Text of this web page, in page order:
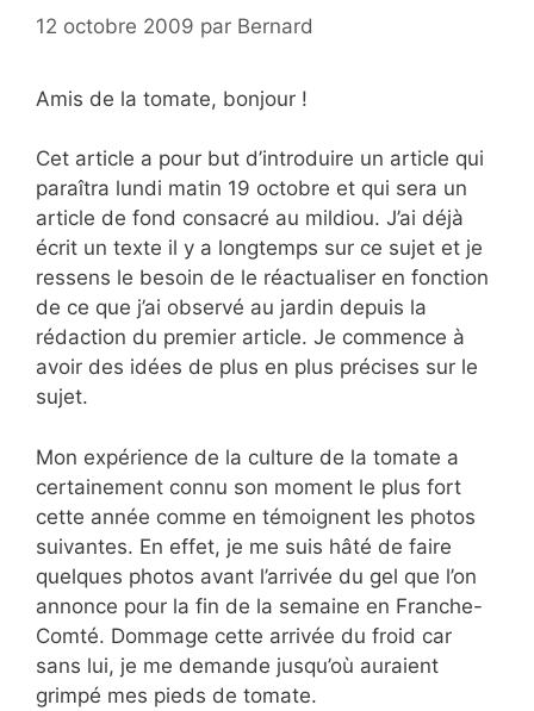
12 octobre 2009 par Bernard
Amis de la tomate, bonjour !
Cet article a pour but d’introduire un article qui
paraîtra lundi matin 19 octobre et qui sera un
article de fond consacré au mildiou. J’ai déjà
écrit un texte il y a longtemps sur ce sujet et je
ressens le besoin de le réactualiser en fonction
de ce que j’ai observé au jardin depuis la
rédaction du premier article. Je commence à
avoir des idées de plus en plus précises sur le
sujet.
Mon expérience de la culture de la tomate a
certainement connu son moment le plus fort
cette année comme en témoignent les photos
suivantes. En effet, je me suis hâté de faire
quelques photos avant l’arrivée du gel que l’on
annonce pour la fin de la semaine en Franche-
Comté. Dommage cette arrivée du froid car
sans lui, je me demande jusqu’où auraient
grimpé mes pieds de tomate.